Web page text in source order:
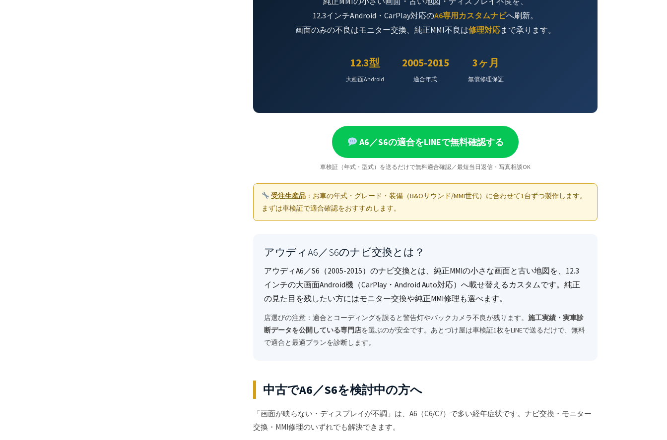
12.3インチAndroid・CarPlay対応のA6専用カスタムナビへ刷新。
画面のみの不良はモニター交換、純正MMI不良は修理対応まで承ります。
12.3型
大画面Android
2005-2015
適合年式
3ヶ月
無償修理保証
A6／S6の適合をLINEで無料確認する
車検証（年式・型式）を送るだけで無料適合確認／最短当日返信・写真相談OK
受注生産品 ：お車の年式・グレード・装備（B&Oサウンド/MMI世代）に合わせて1台ずつ製作します。
まずは車検証で適合確認をおすすめします。
アウディA6／S6のナビ交換とは？
アウディA6／S6（2005-2015）のナビ交換とは、純正MMIの小さな画面と古い地図を、12.3
インチの大画面Android機（CarPlay・Android Auto対応）へ載せ替えるカスタムです。純正
の見た目を残したい方にはモニター交換や純正MMI修理も選べます。
店選びの注意：適合とコーディングを誤ると警告灯やバックカメラ不良が残ります。施工実績・実車診
断データを公開している専門店を選ぶのが安全です。あとづけ屋は車検証1枚をLINEで送るだけで、無料
で適合と最適プランを診断します。
中古でA6／S6を検討中の方へ
「画面が映らない・ディスプレイが不調」は、A6（C6/C7）で多い経年症状です。ナビ交換・モニター
交換・MMI修理のいずれでも解決できます。